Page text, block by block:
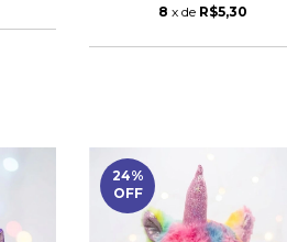
8 x de R$5,30
24%
OFF